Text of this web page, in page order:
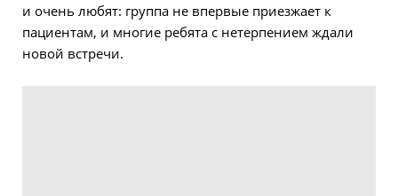
и очень любят: группа не впервые приезжает к
пациентам, и многие ребята с нетерпением ждали
новой встречи.